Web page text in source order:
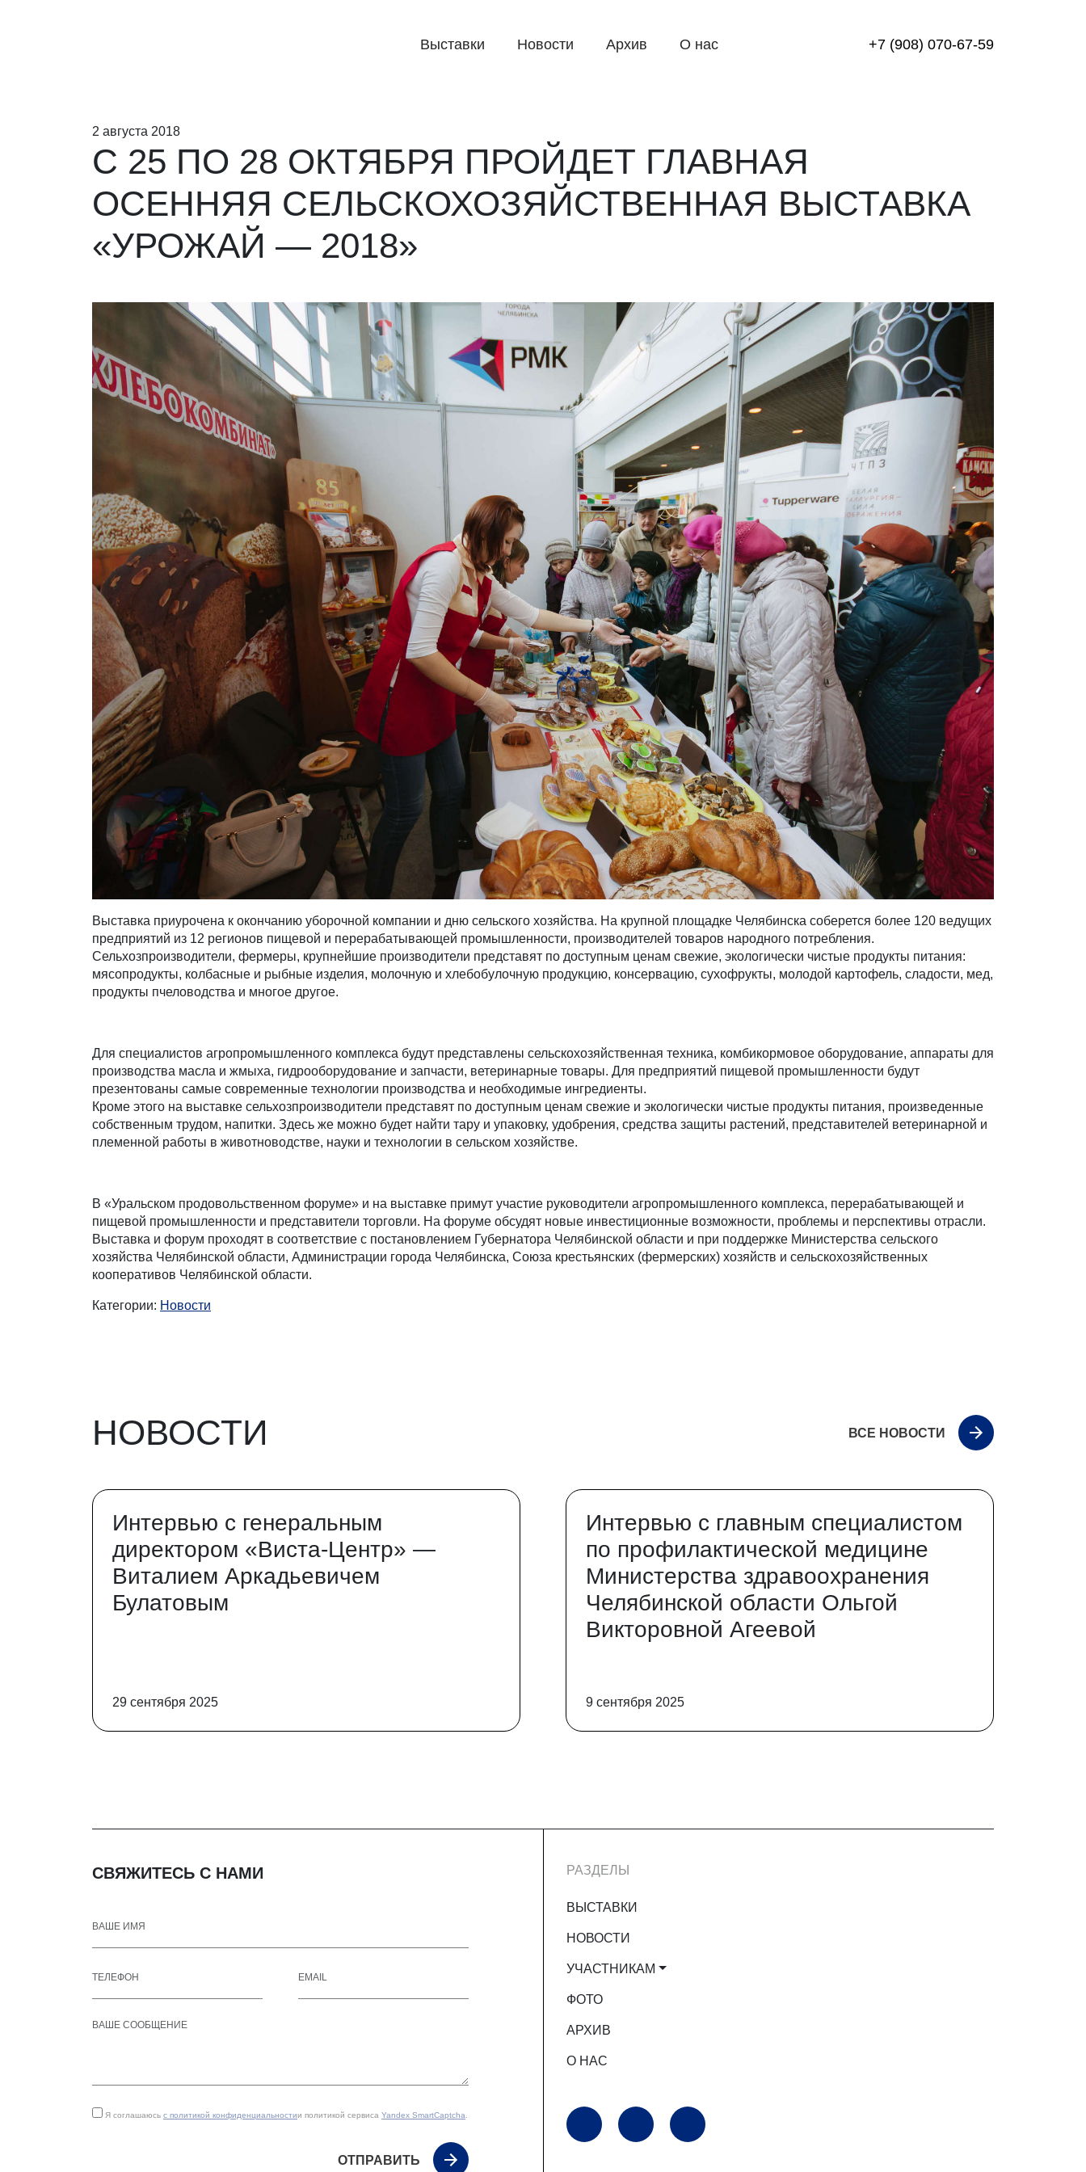
Выставки Новости Архив О нас +7 (908) 070-67-59
2 августа 2018
С 25 ПО 28 ОКТЯБРЯ ПРОЙДЕТ ГЛАВНАЯ
ОСЕННЯЯ СЕЛЬСКОХОЗЯЙСТВЕННАЯ ВЫСТАВКА
«УРОЖАЙ — 2018»
Выставка приурочена к окончанию уборочной компании и дню сельского хозяйства. На крупной площадке Челябинска соберется более 120 ведущих
предприятий из 12 регионов пищевой и перерабатывающей промышленности, производителей товаров народного потребления.
Сельхозпроизводители, фермеры, крупнейшие производители представят по доступным ценам свежие, экологически чистые продукты питания:
мясопродукты, колбасные и рыбные изделия, молочную и хлебобулочную продукцию, консервацию, сухофрукты, молодой картофель, сладости, мед,
продукты пчеловодства и многое другое.
Для специалистов агропромышленного комплекса будут представлены сельскохозяйственная техника, комбикормовое оборудование, аппараты для
производства масла и жмыха, гидрооборудование и запчасти, ветеринарные товары. Для предприятий пищевой промышленности будут
презентованы самые современные технологии производства и необходимые ингредиенты.
Кроме этого на выставке сельхозпроизводители представят по доступным ценам свежие и экологически чистые продукты питания, произведенные
собственным трудом, напитки. Здесь же можно будет найти тару и упаковку, удобрения, средства защиты растений, представителей ветеринарной и
племенной работы в животноводстве, науки и технологии в сельском хозяйстве.
В «Уральском продовольственном форуме» и на выставке примут участие руководители агропромышленного комплекса, перерабатывающей и
пищевой промышленности и представители торговли. На форуме обсудят новые инвестиционные возможности, проблемы и перспективы отрасли.
Выставка и форум проходят в соответствие с постановлением Губернатора Челябинской области и при поддержке Министерства сельского
хозяйства Челябинской области, Администрации города Челябинска, Союза крестьянских (фермерских) хозяйств и сельскохозяйственных
кооперативов Челябинской области.
Категории: Новости
НОВОСТИ ВСЕ НОВОСТИ
Интервью с генеральным
директором «Виста-Центр» —
Виталием Аркадьевичем
Булатовым
29 сентября 2025
Интервью с главным специалистом
по профилактической медицине
Министерства здравоохранения
Челябинской области Ольгой
Викторовной Агеевой
9 сентября 2025
СВЯЖИТЕСЬ С НАМИ
Я соглашаюсь с политикой конфиденциальностии политикой сервиса Yandex SmartCaptcha.
ОТПРАВИТЬ
РАЗДЕЛЫ
ВЫСТАВКИ
НОВОСТИ
УЧАСТНИКАМ
ФОТО
АРХИВ
О НАС